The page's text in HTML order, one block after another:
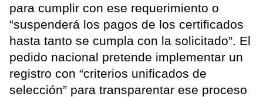
para cumplir con ese requerimiento o
“suspenderá los pagos de los certificados
hasta tanto se cumpla con la solicitado”. El
pedido nacional pretende implementar un
registro con “criterios unificados de
selección” para transparentar ese proceso